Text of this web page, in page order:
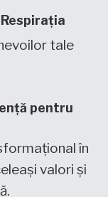
tale
pentru
în
valori și